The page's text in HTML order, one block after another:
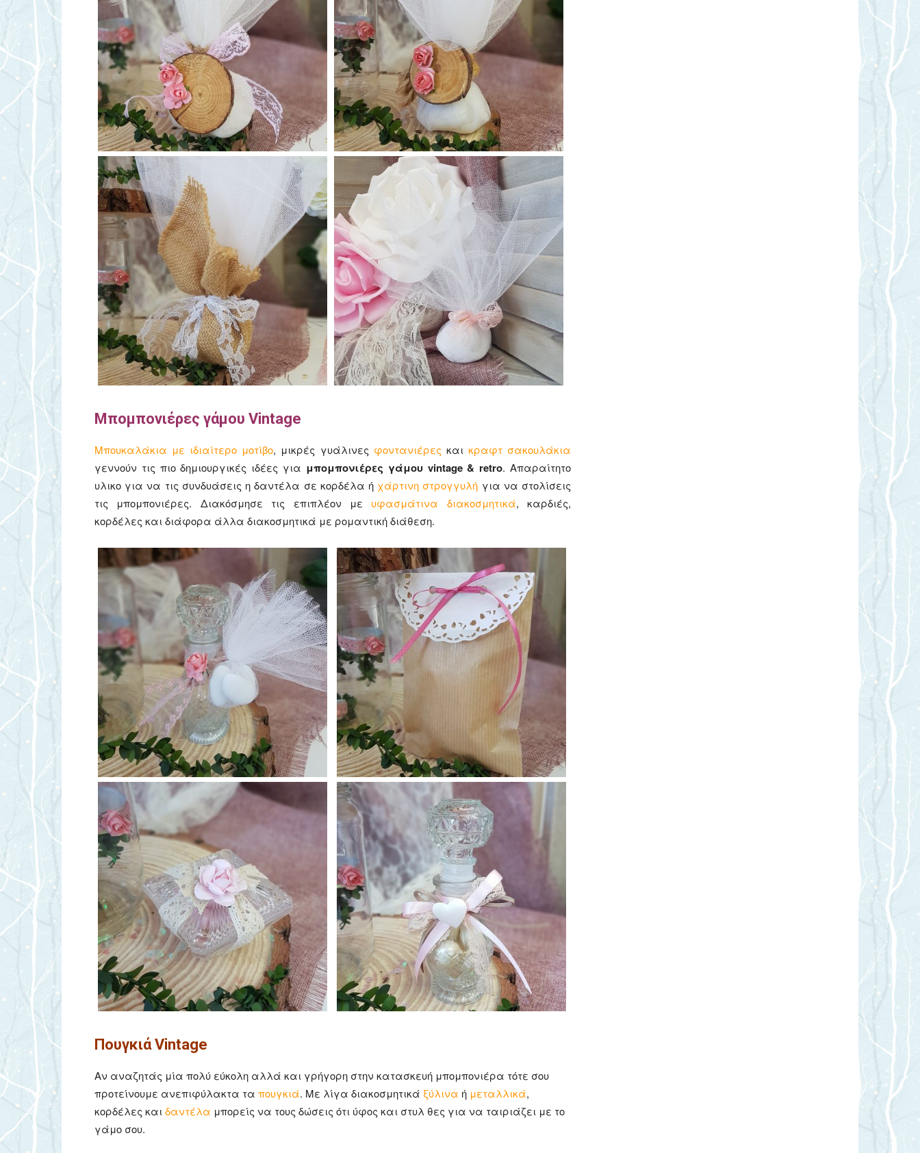
Μπομπονιέρες γάμου Vintage
Μπουκαλάκια με ιδιαίτερο μοτίβο, μικρές γυάλινες φοντανιέρες και κραφτ σακουλάκια
γεννούν τις πιο δημιουργικές ιδέες για μπομπονιέρες γάμου vintage & retro. Απαραίτητο
υλικο για να τις συνδυάσεις η δαντέλα σε κορδέλα ή χάρτινη στρογγυλή για να στολίσεις
τις μπομπονιέρες. Διακόσμησε τις επιπλέον με υφασμάτινα διακοσμητικά, καρδιές,
κορδέλες και διάφορα άλλα διακοσμητικά με ρομαντική διάθεση.
Πουγκιά Vintage
Αν αναζητάς μία πολύ εύκολη αλλά και γρήγορη στην κατασκευή μπομπονιέρα τότε σου
προτείνουμε ανεπιφύλακτα τα πουγκιά. Με λίγα διακοσμητικά ξύλινα ή μεταλλικά,
κορδέλες καιδαντέλα μπορείς να τους δώσεις ότι ύφος και στυλ θες για να ταιριάζει με το
γάμο σου.